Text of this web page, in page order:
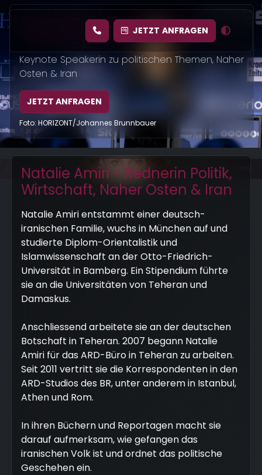
JETZT ANFRAGEN
Journalistin, ARD-Moderatorin
"Weltspiegel" & Buchautorin
Keynote Speakerin zu politischen Themen, Naher
Osten & Iran
JETZT ANFRAGEN
Foto: HORIZONT/Johannes Brunnbauer
Foto: Konvalin
Natalie Amiri - Rednerin Politik,
Wirtschaft, Naher Osten & Iran
Natalie Amiri entstammt einer deutsch-
iranischen Familie, wuchs in München auf und
studierte Diplom-Orientalistik und
Islamwissenschaft an der Otto-Friedrich-
Universität in Bamberg. Ein Stipendium führte
sie an die Universitäten von Teheran und
Damaskus.
Anschliessend arbeitete sie an der deutschen
Botschaft in Teheran. 2007 begann Natalie
Amiri für das ARD-Büro in Teheran zu arbeiten.
Seit 2011 vertritt sie die Korrespondenten in den
ARD-Studios des BR, unter anderem in Istanbul,
Athen und Rom.
In ihren Büchern und Reportagen macht sie
darauf aufmerksam, wie gefangen das
iranischen Volk ist und ordnet das politische
Geschehen ein.